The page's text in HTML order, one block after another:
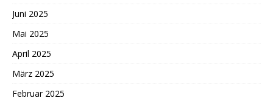
Juni 2025
Mai 2025
April 2025
März 2025
Februar 2025